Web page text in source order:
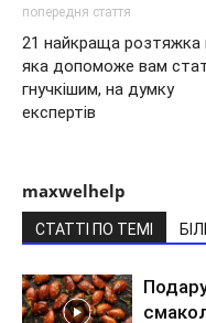
попередня стаття
21 найкраща розтяжка
яка допоможе вам
гнучкішим, на думку
експертів
maxwelhelp
СТАТТІ ПО ТЕМІ